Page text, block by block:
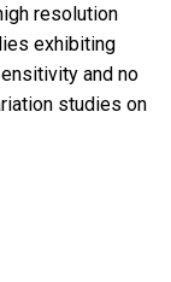
resolution
exhibiting
and no
studies on